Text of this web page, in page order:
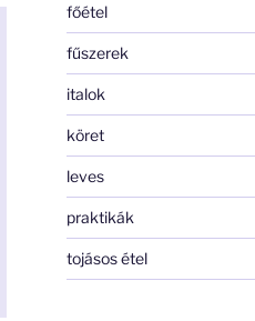
főétel
fűszerek
italok
köret
leves
praktikák
tojásos étel